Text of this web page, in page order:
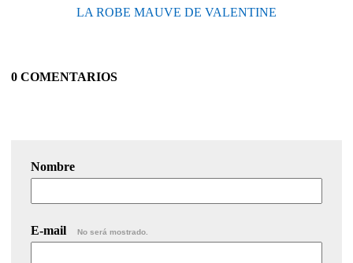
LA ROBE MAUVE DE VALENTINE
0 COMENTARIOS
Nombre
E-mail No será mostrado.